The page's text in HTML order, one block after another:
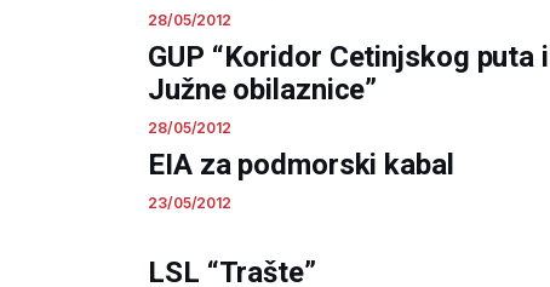
28/05/2012
GUP “Koridor Cetinjskog puta i
Južne obilaznice”
28/05/2012
EIA za podmorski kabal
23/05/2012
LSL “Trašte”